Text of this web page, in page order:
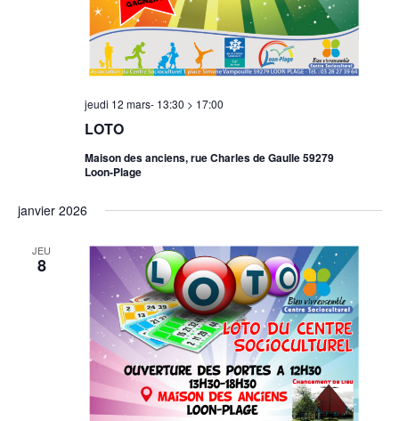
LOTO
jeudi 12 mars- 13:30 > 17:00
Maison des anciens, rue Charles de Gaulle 59279
Loon-Plage
janvier 2026
JEU
8